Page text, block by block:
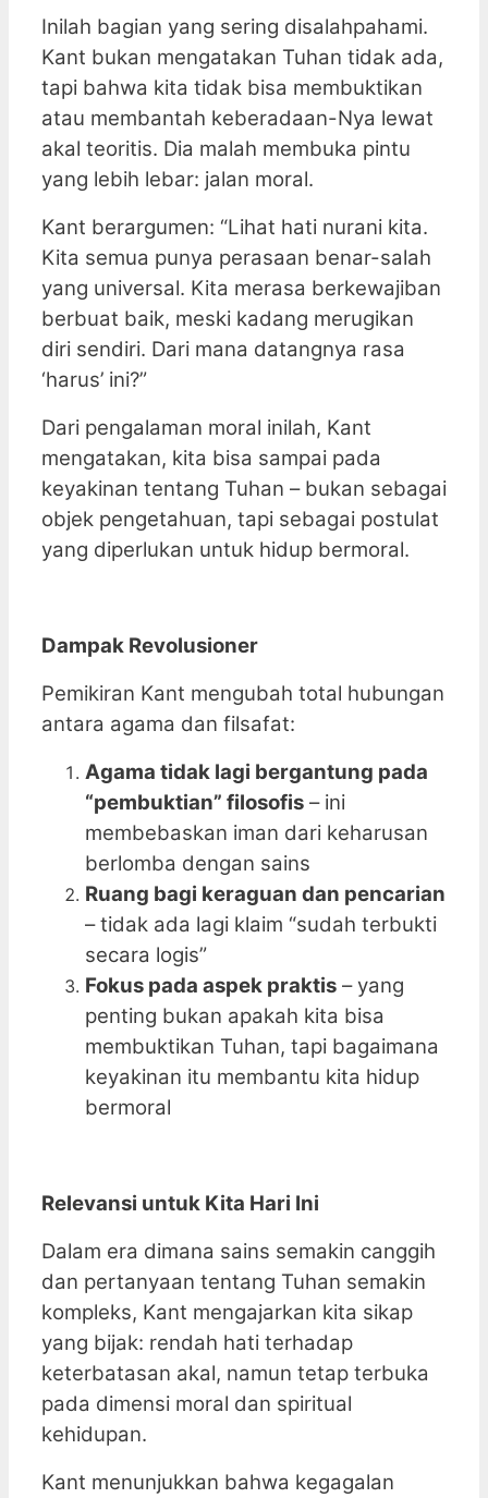
Inilah bagian yang sering disalahpahami.
Kant bukan mengatakan Tuhan tidak ada,
tapi bahwa kita tidak bisa membuktikan
atau membantah keberadaan-Nya lewat
akal teoritis. Dia malah membuka pintu
yang lebih lebar: jalan moral.
Kant berargumen: “Lihat hati nurani kita.
Kita semua punya perasaan benar-salah
yang universal. Kita merasa berkewajiban
berbuat baik, meski kadang merugikan
diri sendiri. Dari mana datangnya rasa
‘harus’ ini?”
Dari pengalaman moral inilah, Kant
mengatakan, kita bisa sampai pada
keyakinan tentang Tuhan – bukan sebagai
objek pengetahuan, tapi sebagai postulat
yang diperlukan untuk hidup bermoral.
Dampak Revolusioner
Pemikiran Kant mengubah total hubungan
antara agama dan filsafat:
Agama tidak lagi bergantung pada
“pembuktian” filosofis – ini
membebaskan iman dari keharusan
berlomba dengan sains
Ruang bagi keraguan dan pencarian
– tidak ada lagi klaim “sudah terbukti
secara logis”
Fokus pada aspek praktis – yang
penting bukan apakah kita bisa
membuktikan Tuhan, tapi bagaimana
keyakinan itu membantu kita hidup
bermoral
Relevansi untuk Kita Hari Ini
Dalam era dimana sains semakin canggih
dan pertanyaan tentang Tuhan semakin
kompleks, Kant mengajarkan kita sikap
yang bijak: rendah hati terhadap
keterbatasan akal, namun tetap terbuka
pada dimensi moral dan spiritual
kehidupan.
Kant menunjukkan bahwa kegagalan